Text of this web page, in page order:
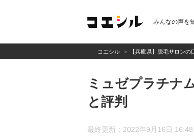
みんなの声を
コエシル 【兵庫県】脱毛サロン
ミュゼプラチナ
と評判
最終更新：2022年9月16日 16:48